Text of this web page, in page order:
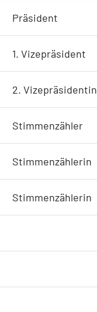
Präsident
1. Vizepräsident
2. Vizepräsidentin
Stimmenzähler
Stimmenzählerin
Stimmenzählerin